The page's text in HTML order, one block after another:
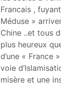
Francais ,
Méduse »
Chine ..et tous
plus heureux
d’une « France
voie
misère et une